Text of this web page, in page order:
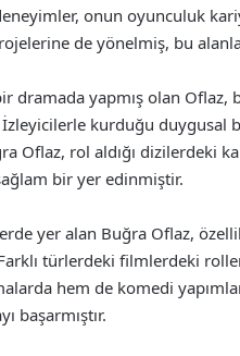
onun oyunculuk
de yönelmiş, bu
dramada yapmış olan
İzleyicilerle kurduğu
Oflaz, rol aldığı dizilerdeki
bir yer edinmiştir.
yer alan Buğra Oflaz,
türlerdeki filmlerdeki
hem de komedi
başarmıştır.